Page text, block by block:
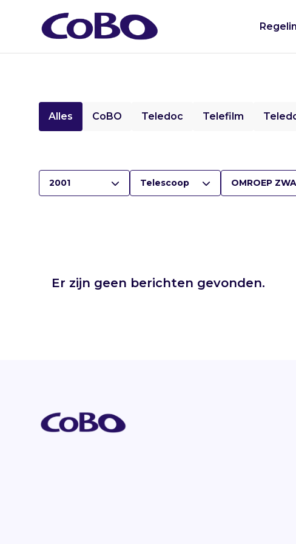
Alles CoBO Teledoc Telefilm
2001 Telescoop OMROEP
Er zijn geen berichten gevonden.